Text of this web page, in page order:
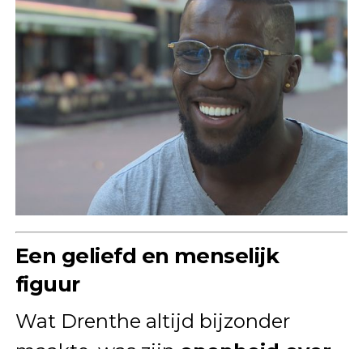
Een geliefd en menselijk
figuur
Wat Drenthe altijd bijzonder